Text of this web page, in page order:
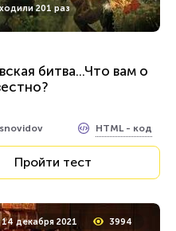
201 раз
битва...Что вам о
HTML - код
Пройти тест
14 декабря 2021 3994